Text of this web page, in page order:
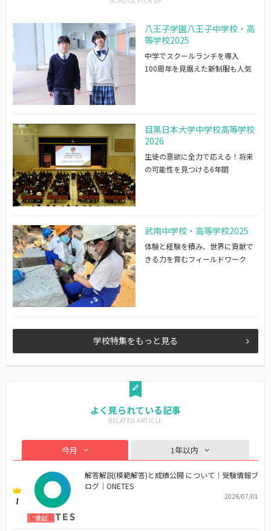
八王子学園八王子中学校・高
等学校2025
中学でスクールランチを導入
100周年を見据えた新制服も人気
目黒日本大学中学校高等学校
2026
生徒の意欲に全力で応える！将来
の可能性を見つける6年間
武南中学校・高等学校2025
体験と経験を積み、世界に貢献で
きる力を育むフィールドワーク
学校特集をもっと見る
よく見られている記事
今月 1年以内
1
模試
解答解説(模範解答)と成績公開 について｜受験情報ブ
ログ｜ONETES
2026/07/01